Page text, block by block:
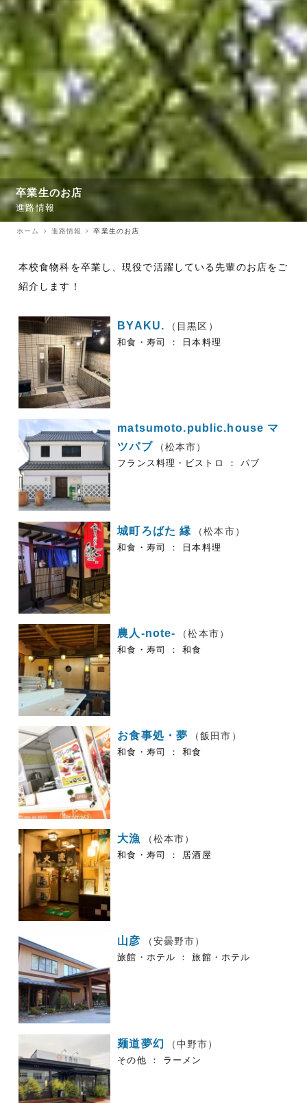
卒業生のお店
進路情報
ホーム 進路情報 卒業生のお店
本校食物科を卒業し、現役で活躍している先輩のお店をご
紹介します！
BYAKU. （目黒区）
和食・寿司 ： 日本料理
matsumoto.public.house マ
ツパブ
（松本市）
フランス料理・ビストロ ： パブ
城町ろばた 縁 （松本市）
和食・寿司 ： 日本料理
農人‐note- （松本市）
和食・寿司 ： 和食
お食事処・夢 （飯田市）
和食・寿司 ： 和食
大漁 （松本市）
和食・寿司 ： 居酒屋
山彦 （安曇野市）
旅館・ホテル ： 旅館・ホテル
麺道夢幻 （中野市）
その他 ： ラーメン